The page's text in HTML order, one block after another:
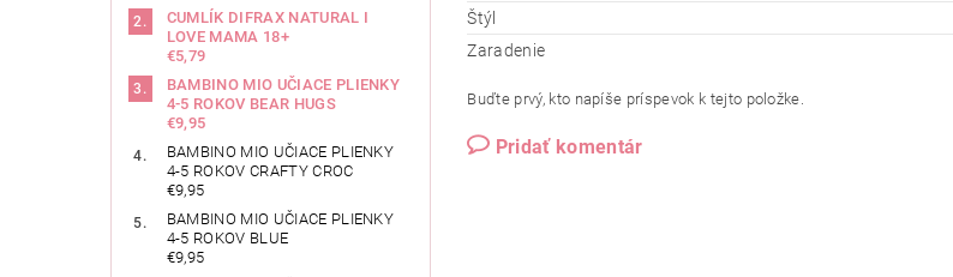
CUMLÍK DIFRAX NATURAL I
LOVE MAMA 18+
€5,79
BAMBINO MIO UČIACE PLIENKY
4-5 ROKOV BEAR HUGS
€9,95
BAMBINO MIO UČIACE PLIENKY
4-5 ROKOV CRAFTY CROC
€9,95
BAMBINO MIO UČIACE PLIENKY
4-5 ROKOV BLUE
€9,95
Štýl
Zaradenie
Buďte prvý, kto napíše príspevok k tejto položke.
Pridať komentár